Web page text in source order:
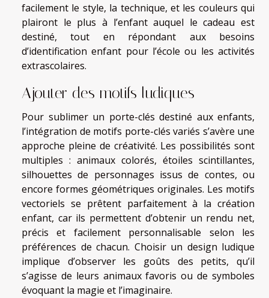
facilement le style, la technique, et les couleurs qui
plairont le plus à l’enfant auquel le cadeau est
destiné, tout en répondant aux besoins
d’identification enfant pour l’école ou les activités
extrascolaires.
Ajouter des motifs ludiques
Pour sublimer un porte-clés destiné aux enfants,
l’intégration de motifs porte-clés variés s’avère une
approche pleine de créativité. Les possibilités sont
multiples : animaux colorés, étoiles scintillantes,
silhouettes de personnages issus de contes, ou
encore formes géométriques originales. Les motifs
vectoriels se prêtent parfaitement à la création
enfant, car ils permettent d’obtenir un rendu net,
précis et facilement personnalisable selon les
préférences de chacun. Choisir un design ludique
implique d’observer les goûts des petits, qu’il
s’agisse de leurs animaux favoris ou de symboles
évoquant la magie et l’imaginaire.